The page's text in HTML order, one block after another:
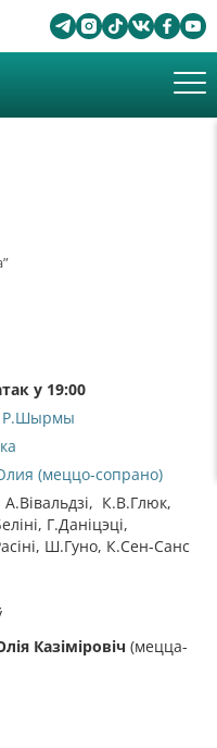
у 19:00
Р.Шырмы
(меццо-сопрано)
К.В.Глюк,
Г.Даніцэці,
Ш.Гуно, К.Сен-Санс
Казіміровіч (мецца-